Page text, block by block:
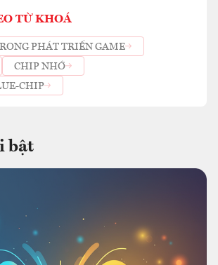
TỪ KHOÁ
PHÁT TRIỂN GAME
CHIP NHỚ
CHIP
bật